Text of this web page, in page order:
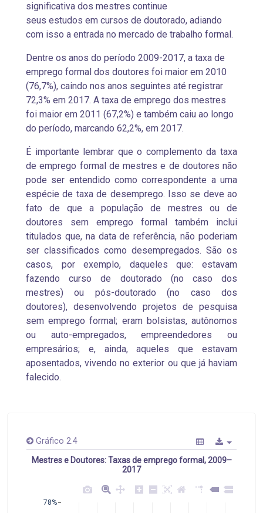
significativa dos mestres continue
seus estudos em cursos de doutorado, adiando
com isso a entrada no mercado de trabalho formal.
Dentre os anos do período 2009-2017, a taxa de
emprego formal dos doutores foi maior em 2010
(76,7%), caindo nos anos seguintes até registrar
72,3% em 2017. A taxa de emprego dos mestres
foi maior em 2011 (67,2%) e também caiu ao longo
do período, marcando 62,2%, em 2017.
É importante lembrar que o complemento da taxa
de emprego formal de mestres e de doutores não
pode ser entendido como correspondente a uma
espécie de taxa de desemprego. Isso se deve ao
fato de que a população de mestres ou de
doutores sem emprego formal também inclui
titulados que, na data de referência, não poderiam
ser classificados como desempregados. São os
casos, por exemplo, daqueles que: estavam
fazendo curso de doutorado (no caso dos
mestres) ou pós-doutorado (no caso dos
doutores), desenvolvendo projetos de pesquisa
sem emprego formal; eram bolsistas, autônomos
ou auto-empregados, empreendedores ou
empresários; e, ainda, aqueles que estavam
aposentados, vivendo no exterior ou que já haviam
falecido.
Gráfico 2.4
Mestres e Doutores: Taxas de emprego formal, 2009–
2017
78%